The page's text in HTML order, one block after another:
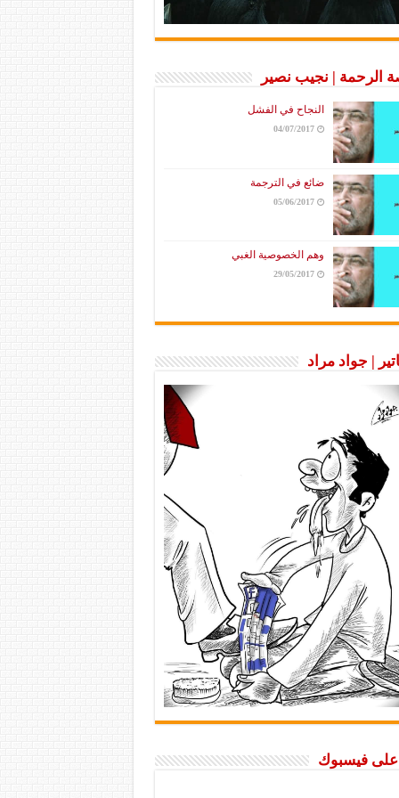
الرحمة | نجيب نصير
النجاح في الفشل
04/07/2017
ضائع في الترجمة
05/06/2017
وهم الخصوصية الغبي
29/05/2017
| جواد مراد
على فيسبوك